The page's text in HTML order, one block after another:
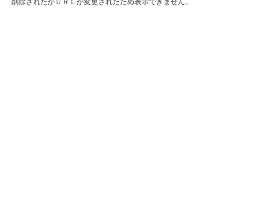
削除されたかＵＲＬが変更されたため表示できません。